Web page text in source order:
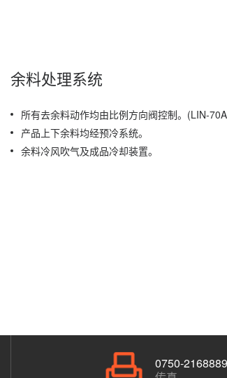
余料处理系统
所有去余料动作均由比例方向阀控制。(LIN-
产品上下余料均经预冷系统。
余料冷风吹气及成品冷却装置。
0750-2168889